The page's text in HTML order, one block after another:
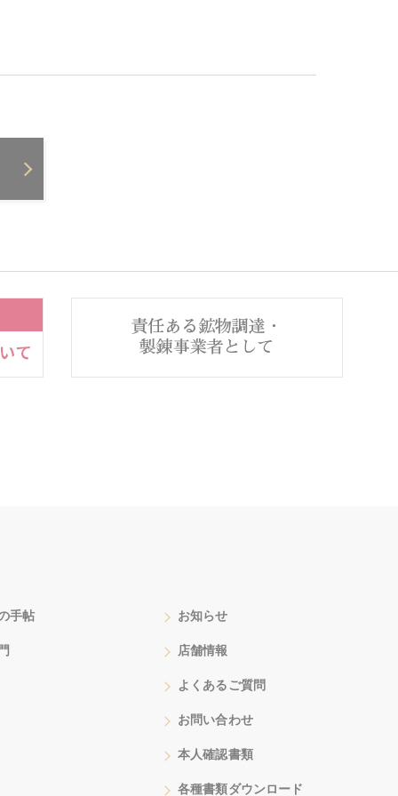
手帖 お知らせ
店舗情報
よくあるご質問
お問い合わせ
本人確認書類
各種書類ダウンロード